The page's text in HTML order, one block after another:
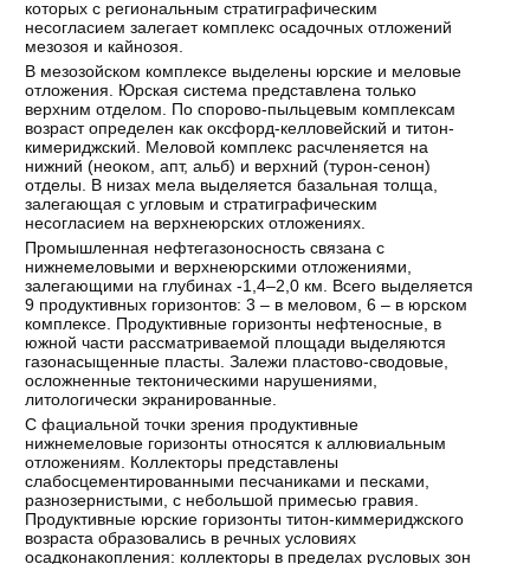
которых с региональным стратиграфическим
несогласием залегает комплекс осадочных отложений
мезозоя и кайнозоя.
В мезозойском комплексе выделены юрские и меловые
отложения. Юрская система представлена только
верхним отделом. По спорово-пыльцевым комплексам
возраст определен как оксфорд-келловейский и титон-
кимериджский. Меловой комплекс расчленяется на
нижний (неоком, апт, альб) и верхний (турон-сенон)
отделы. В низах мела выделяется базальная толща,
залегающая с угловым и стратиграфическим
несогласием на верхнеюрских отложениях.
Промышленная нефтегазоносность связана с
нижнемеловыми и верхнеюрскими отложениями,
залегающими на глубинах -1,4–2,0 км. Всего выделяется
9 продуктивных горизонтов: 3 – в меловом, 6 – в юрском
комплексе. Продуктивные горизонты нефтеносные, в
южной части рассматриваемой площади выделяются
газонасыщенные пласты. Залежи пластово-сводовые,
осложненные тектоническими нарушениями,
литологически экранированные.
С фациальной точки зрения продуктивные
нижнемеловые горизонты относятся к аллювиальным
отложениям. Коллекторы представлены
слабосцементированными песчаниками и песками,
разнозернистыми, с небольшой примесью гравия.
Продуктивные юрские горизонты титон-киммериджского
возраста образовались в речных условиях
осадконакопления: коллекторы в пределах русловых зон